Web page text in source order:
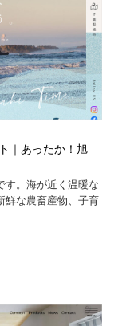
｜あったか！旭
す。海が近く温暖な
鮮な農畜産物、子育